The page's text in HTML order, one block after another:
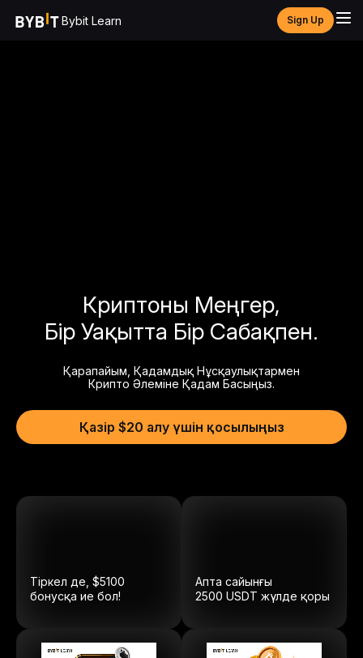
Bybit Learn Sign Up
Криптоны Меңгер,
Бір Уақытта Бір Сабақпен.
Қарапайым, Қадамдық Нұсқаулықтармен
Крипто Әлеміне Қадам Басыңыз.
Қазір $20 алу үшін қосылыңыз
Тіркел де, $5100
бонусқа ие бол!
Апта сайынғы
2500 USDT жүлде қоры